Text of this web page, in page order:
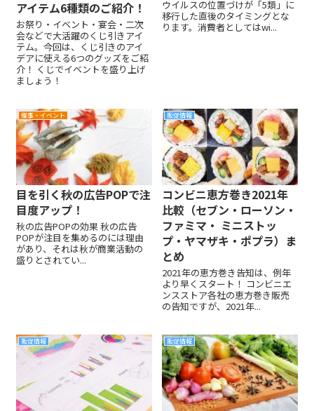
アイテム6種類のご紹介！
お祭り・イベント・宴会・二次
会などで大活躍のくじ引きアイ
テム。今回は、くじ引きのアイ
デアに使える6つのグッズをご紹
介！ くじでイベントを盛り上げ
ましょう！
ウイルスの位置づけが「5類」に
移行した直後のタイミングとな
ります。消費者としてはwi...
催事・イベント
目を引く秋の広告POPで注
目度アップ！
秋の広告POPの効果 秋の広告
POPが注目を集めるのには理由
があり、それは秋が商業活動の
盛りとされてい...
販促情報
コンビニ恵方巻き2021年
比較（セブン・ローソン・
ファミマ・ ミニストッ
プ・ヤマザキ・ポプラ）ま
とめ
2021年の恵方巻き告知は、例年
より早くスタート！ コンビニエ
ンスストア各社の恵方巻き販売
の告知ですが、2021年...
販促情報 販促情報